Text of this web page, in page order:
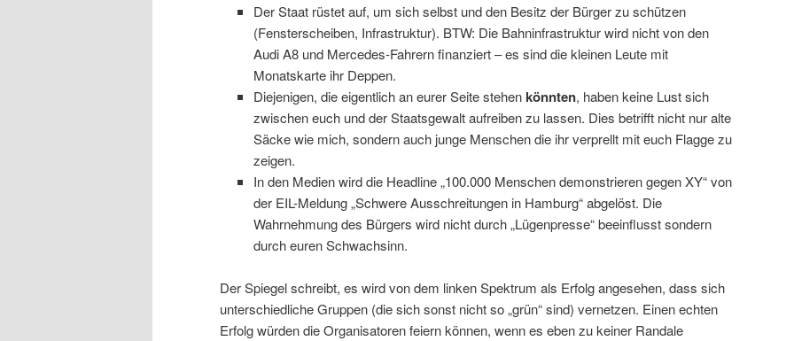
Der Staat rüstet auf, um sich selbst und den Besitz der Bürger zu schützen
(Fensterscheiben, Infrastruktur). BTW: Die Bahninfrastruktur wird nicht von den
Audi A8 und Mercedes-Fahrern finanziert – es sind die kleinen Leute mit
Monatskarte ihr Deppen.
Diejenigen, die eigentlich an eurer Seite stehenkönnten, haben keine Lust sich
zwischen euch und der Staatsgewalt aufreiben zu lassen. Dies betrifft nicht nur alte
Säcke wie mich, sondern auch junge Menschen die ihr verprellt mit euch Flagge zu
zeigen.
In den Medien wird die Headline „100.000 Menschen demonstrieren gegen XY“ von
der EIL-Meldung „Schwere Ausschreitungen in Hamburg“ abgelöst. Die
Wahrnehmung des Bürgers wird nicht durch „Lügenpresse“ beeinflusst sondern
durch euren Schwachsinn.
Der Spiegel schreibt, es wird von dem linken Spektrum als Erfolg angesehen, dass sich
unterschiedliche Gruppen (die sich sonst nicht so „grün“ sind) vernetzen. Einen echten
Erfolg würden die Organisatoren feiern können, wenn es eben zu keiner Randale